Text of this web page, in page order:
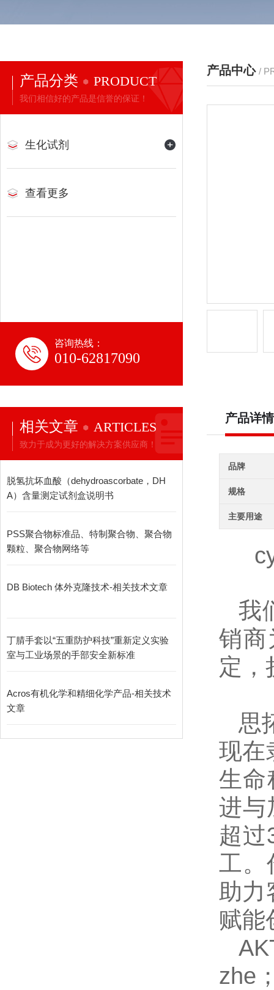
产品分类 PRODUCT
我们相信好的产品是信誉的保证！
生化试剂
查看更多
咨询热线：
010-62817090
相关文章 ARTICLES
致力于成为更好的解决方案供应商！
脱氢抗坏血酸（dehydroascorbate，DH
A）含量测定试剂盒说明书
PSS聚合物标准品、特制聚合物、聚合物
颗粒、聚合物网络等
DB Biotech 体外克隆技术-相关技术文章
丁腈手套以“五重防护科技”重新定义实验
室与工业场景的手部安全新标准
Acros有机化学和精细化学产品-相关技术
文章
产品中心 /
产品详情
品牌
规格
主要用途
我
销商
定，
思
现在
生命
进与
超过
工。
助力
赋能
zhe